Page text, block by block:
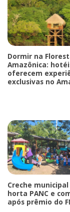
Dormir na
Amazônica:
oferecem
exclusivas no
Creche
horta PANC e
após prêmio do